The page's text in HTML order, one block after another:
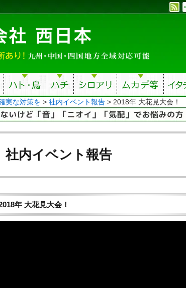
実な対策を > 社内イベント報告 > 2018年 大花見大会！
社内イベント報告
年 大花見大会！